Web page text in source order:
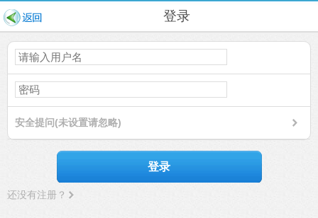
登录
安全提问(未设置请忽略)
登录
还没有注册？